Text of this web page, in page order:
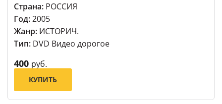
Страна: РОССИЯ
Год:2005
Жанр: ИСТОРИЧ.
Тип: DVD Видео дорогое
400 руб.
КУПИТЬ